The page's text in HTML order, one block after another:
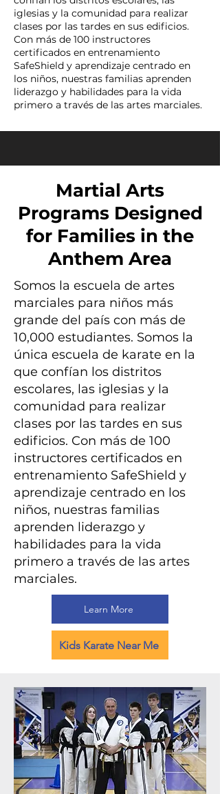
iglesias y la comunidad para realizar
clases por las tardes en sus edificios.
Con más de 100 instructores
certificados en entrenamiento
SafeShield y aprendizaje centrado en
los niños, nuestras familias aprenden
liderazgo y habilidades para la vida
primero a través de las artes marciales.
Martial Arts
Programs Designed
for Families in the
Anthem Area
Somos la escuela de artes
marciales para niños más
grande del país con más de
10,000 estudiantes. Somos la
única escuela de karate en la
que confían los distritos
escolares, las iglesias y la
comunidad para realizar
clases por las tardes en sus
edificios. Con más de 100
instructores certificados en
entrenamiento SafeShield y
aprendizaje centrado en los
niños, nuestras familias
aprenden liderazgo y
habilidades para la vida
primero a través de las artes
marciales.
Learn More
Kids Karate Near Me